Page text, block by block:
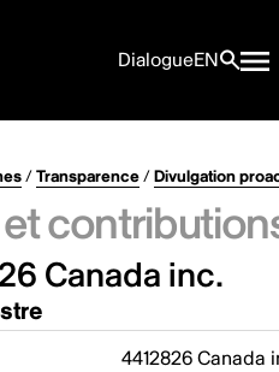
DialogueEN
/Transparence/Divulgation
Canada inc.
4412826 Canada